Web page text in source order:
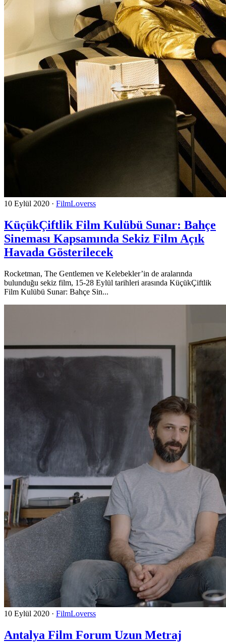
10 Eylül 2020 · FilmLoverss
KüçükÇiftlik Film Kulübü Sunar: Bahçe
Sineması Kapsamında Sekiz Film Açık
Havada Gösterilecek
Rocketman, The Gentlemen ve Kelebekler’in de aralarında
bulunduğu sekiz film, 15-28 Eylül tarihleri arasında KüçükÇiftlik
Film Kulübü Sunar: Bahçe Sin...
10 Eylül 2020 · FilmLoverss
Antalya Film Forum Uzun Metraj